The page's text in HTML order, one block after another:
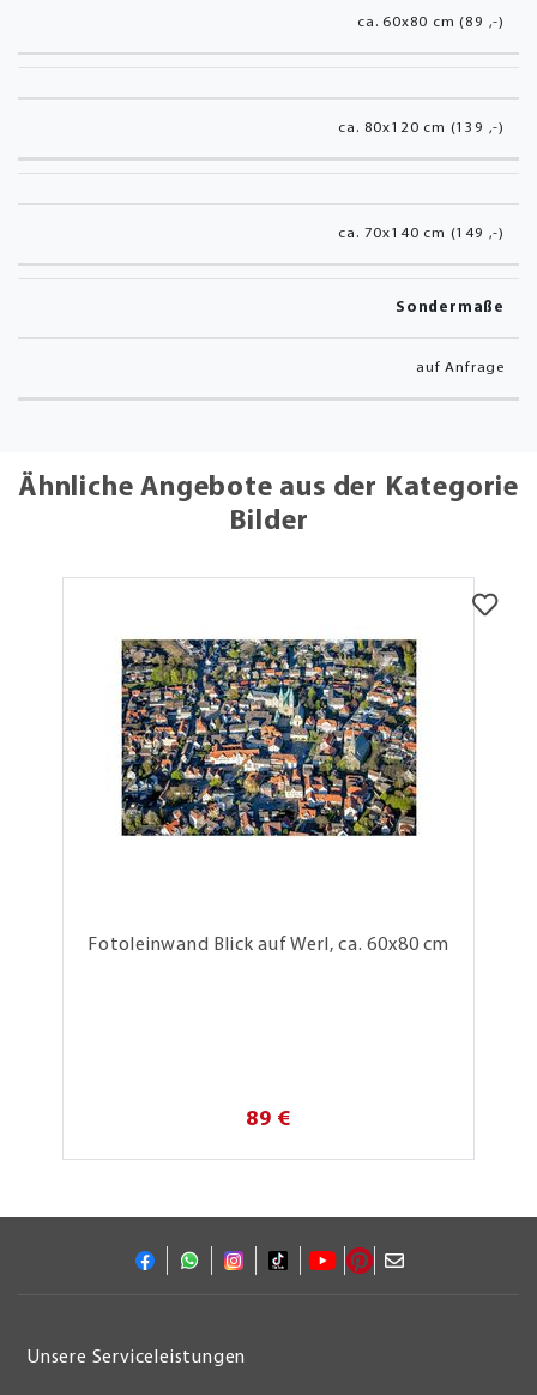
ca. 60x80 cm (89 ,-)
ca. 80x120 cm (139 ,-)
ca. 70x140 cm (149 ,-)
Sondermaße
auf Anfrage
Ähnliche Angebote aus der Kategorie
Bilder
Fotoleinwand Blick auf Werl, ca. 60x80 cm
89 €
Unsere Serviceleistungen